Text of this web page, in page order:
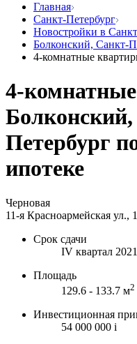
Главная
Санкт-Петербург
Новостройки в
Болконский, Санкт-
4-комнатные
4-
Петербург
ипотеке
Черновая
11-я Красноармейская ул.,
Срок сдачи
IV квартал 2021
Площадь
129.6 - 133.7 м2
Инвестиционная
54 000 000 i